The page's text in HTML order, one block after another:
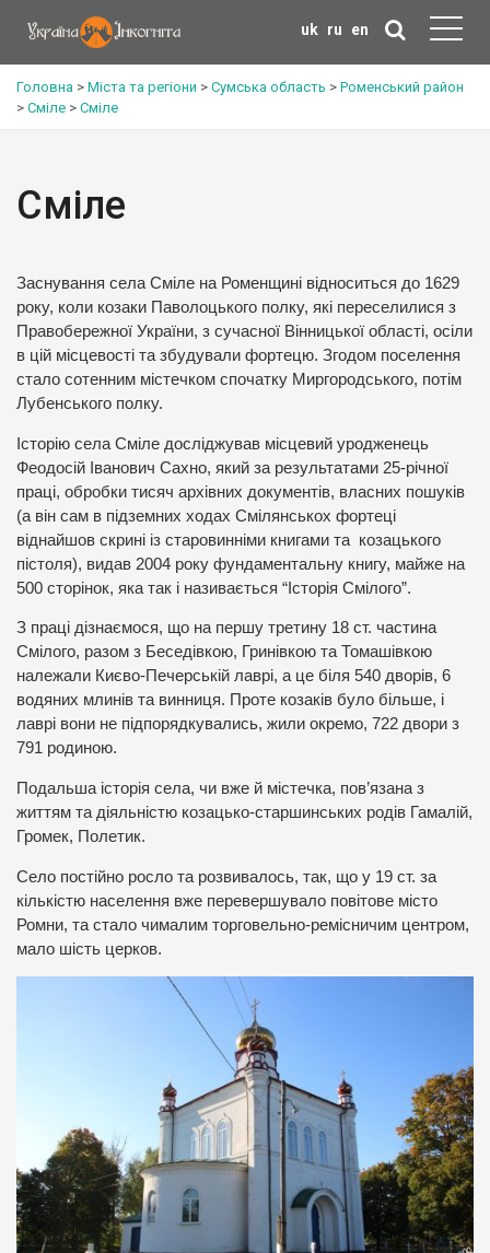
uk ru en
Головна > Міста та регіони > Сумська область > Роменський район
> Сміле > Сміле
Сміле
Заснування села Сміле на Роменщині відноситься до 1629
року, коли козаки Паволоцького полку, які переселилися з
Правобережної України, з сучасної Вінницької області, осіли
в цій місцевості та збудували фортецю. Згодом поселення
стало сотенним містечком спочатку Миргородського, потім
Лубенського полку.
Історію села Сміле досліджував місцевий уродженець
Феодосій Іванович Сахно, який за результатами 25-річної
праці, обробки тисяч архівних документів, власних пошуків
(а він сам в підземних ходах Смілянськох фортеці
віднайшов скрині із старовинніми книгами та козацького
пістоля), видав 2004 року фундаментальну книгу, майже на
500 сторінок, яка так і називається “Історія Смілого”.
З праці дізнаємося, що на першу третину 18 ст. частина
Смілого, разом з Беседівкою, Гринівкою та Томашівкою
належали Києво-Печерській лаврі, а це біля 540 дворів, 6
водяних млинів та винниця. Проте козаків було більше, і
лаврі вони не підпорядкувались, жили окремо, 722 двори з
791 родиною.
Подальша історія села, чи вже й містечка, пов’язана з
життям та діяльністю козацько-старшинських родів Гамалій,
Громек, Полетик.
Село постійно росло та розвивалось, так, що у 19 ст. за
кількістю населення вже перевершувало повітове місто
Ромни, та стало чималим торговельно-ремісничим центром,
мало шість церков.